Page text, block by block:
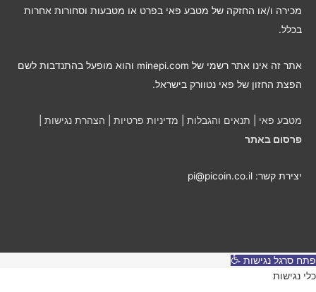
י
ם
מכירה ו/או החזקה של מטבע פאי בפרט או מטבעות וסחורות אחרות
בכלל.
אתר זה אינו אתר רשמי של minepi.com והוא מופעל בהתנדבות לשם
הפצת החזון של פאי נטוורק בישראל.
מטבע פאי תנאים והגבלות מדיניות פרטיות הצהרת נגישות
פרסום באתר
יצירת קשר: pi@picoin.co.il
פתח סרגל נגישות
כלי נגישות